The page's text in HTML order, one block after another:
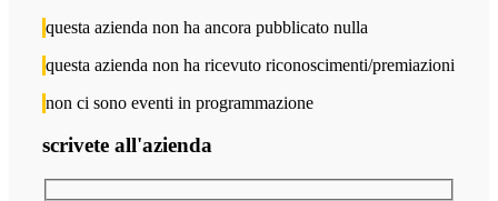
questa azienda non ha ancora pubblicato nulla
questa azienda non ha ricevuto riconoscimenti/premiazioni
non ci sono eventi in programmazione
scrivete all'azienda